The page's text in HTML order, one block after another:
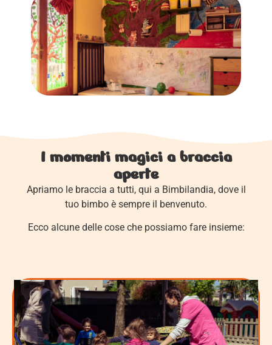
I momenti magici a braccia
aperte
Apriamo le braccia a tutti, qui a Bimbilandia, dove il
tuo bimbo è sempre il benvenuto.
Ecco alcune delle cose che possiamo fare insieme: